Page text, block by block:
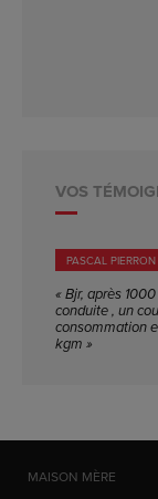
VOS
PASCAL PIERRON
« Bjr, après
conduite , un
consommation
kgm »
MAISON MÈRE